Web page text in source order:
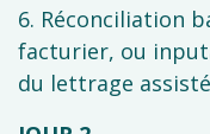
6. Réconciliation
facturier, ou
du lettrage